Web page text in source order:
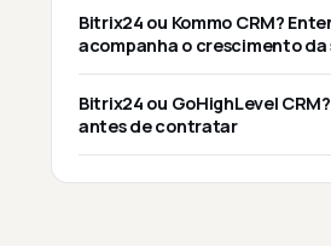
Bitrix24 ou Kommo CRM?
acompanha o crescimento da
Bitrix24 ou GoHighLevel
antes de contratar